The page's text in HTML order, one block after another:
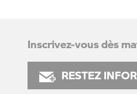
Inscrivez-vous dès
RESTEZ